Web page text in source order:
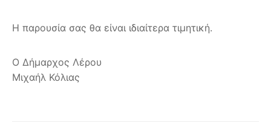
Η παρουσία σας θα είναι ιδιαίτερα τιμητική.
Ο Δήμαρχος Λέρου
Μιχαήλ Κόλιας